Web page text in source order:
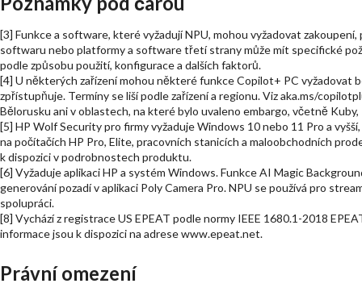
[3] Funkce a software, které vyžadují NPU, mohou vyžadovat
softwaru nebo platformy a software třetí strany může mít specifické
podle způsobu použití, konfigurace a dalších faktorů.
[4] U některých zařízení mohou některé funkce Copilot+ PC
zpřístupňuje. Termíny se liší podle zařízení a regionu. Viz aka.ms/
Bělorusku ani v oblastech, na které bylo uvaleno embargo, včetně
[5] HP Wolf Security pro firmy vyžaduje Windows 10 nebo 11 Pro a
na počítačích HP Pro, Elite, pracovních stanicích a maloobchodních
k dispozici v podrobnostech produktu.
[6] Vyžaduje aplikaci HP a systém Windows. Funkce AI Magic
generování pozadí v aplikaci Poly Camera Pro. NPU se používá pro
spolupráci.
[8] Vychází z registrace US EPEAT podle normy IEEE 1680.1-2018
informace jsou k dispozici na adrese www.epeat.net.
Právní omezení